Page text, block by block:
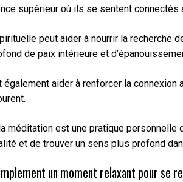
supérieur où ils se sentent connectés
peut aider à nourrir la recherche
de paix intérieure et
également aider à renforcer la
méditation est une pratique
et de trouver un sens plus profond
un moment relaxant pour